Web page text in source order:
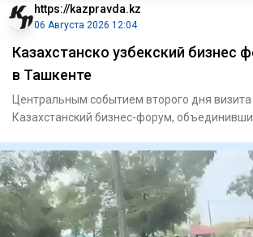
https://kazpravda.kz
06 Августа 2026 12:04
Казахстанско узбекский бизнес
в Ташкенте
Центральным событием второго дня визита
Казахстанский бизнес-форум,